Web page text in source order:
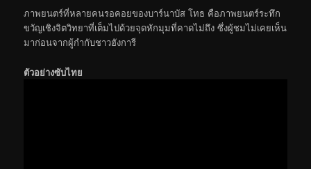
ภาพยนตร์ที่หลายคนรอคอยของบาร์นาบัส โทธ คือภาพยนตร์ระทึก
ขวัญเชิงจิตวิทยาที่เต็มไปด้วยจุดหักมุมที่คาดไม่ถึง ซึ่งผู้ชมไม่เคยเห็น
มาก่อนจากผู้กำกับชาวฮังการี
ตัวอย่างซับไทย